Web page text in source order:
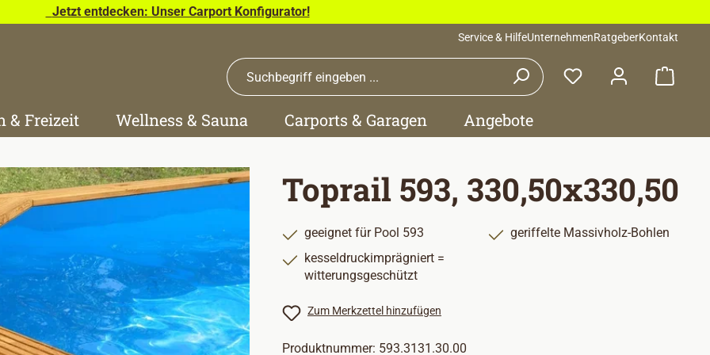
Jetzt entdecken: Unser Carport Konfigurator!
Service & HilfeUnternehmenRatgeberKontakt
& Freizeit Wellness & Sauna Carports & Garagen Angebote
Toprail 593, 330,50x330,50
geeignet für Pool 593
geriffelte Massivholz-Bohlen
kesseldruckimprägniert =
witterungsgeschützt
Zum Merkzettel hinzufügen
Produktnummer: 593.3131.30.00